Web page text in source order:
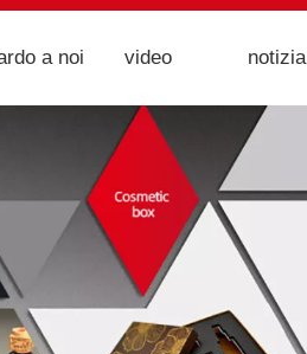
a noi video notizia